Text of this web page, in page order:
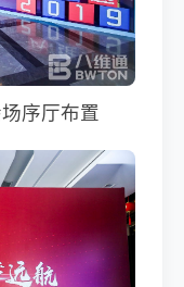
序厅布置